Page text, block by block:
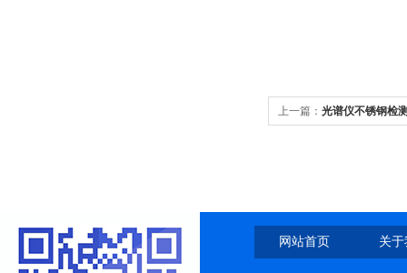
上一篇： 光谱仪不锈钢检
网站首页 关